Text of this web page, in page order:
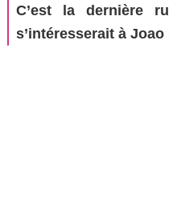
C’est la dernière
s’intéresserait à